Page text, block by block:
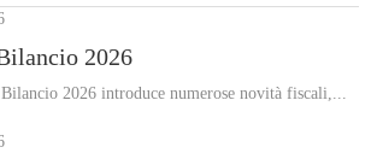
2026
2026 introduce numerose novità fiscali,...